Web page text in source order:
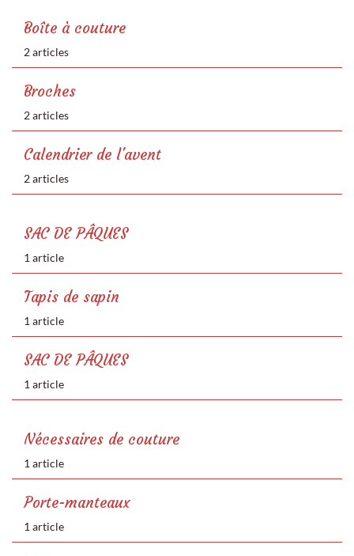
Boîte à couture
2 articles
Broches
2 articles
Calendrier de l'avent
2 articles
SAC DE PÂQUES
1 article
Tapis de sapin
1 article
SAC DE PÂQUES
1 article
Nécessaires de couture
1 article
Porte-manteaux
1 article